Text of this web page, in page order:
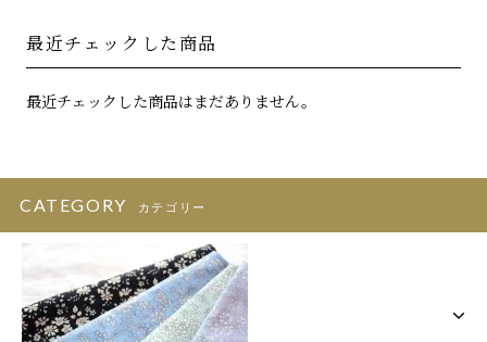
最近チェックした商品
最近チェックした商品はまだありません。
CATEGORY カテゴリー